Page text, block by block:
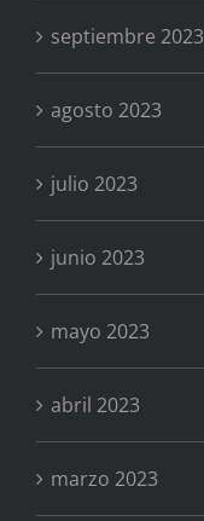
septiembre 2023
agosto 2023
julio 2023
junio 2023
mayo 2023
abril 2023
marzo 2023